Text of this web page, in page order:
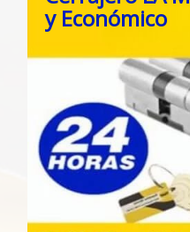
y Económico